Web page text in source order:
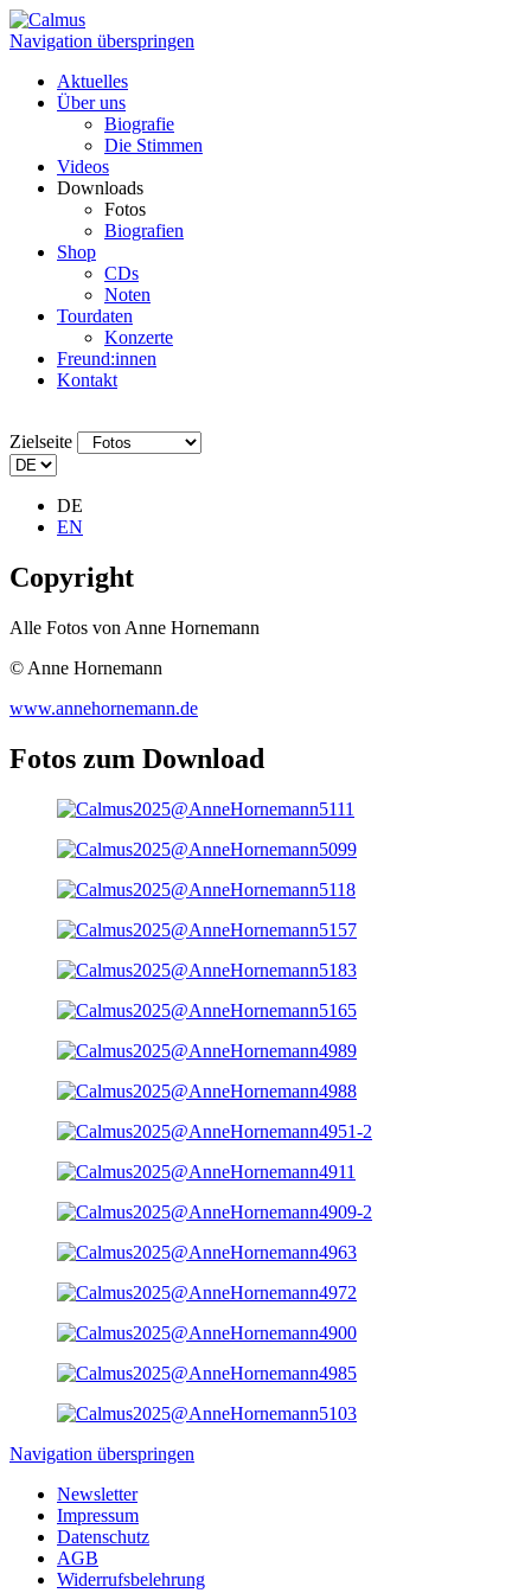
Navigation überspringen
Aktuelles
Über uns
Biografie
Die Stimmen
Videos
Downloads
Fotos
Biografien
Shop
CDs
Noten
Tourdaten
Konzerte
Freund:innen
Kontakt
Zielseite
DE
EN
Copyright
Alle Fotos von Anne Hornemann
© Anne Hornemann
www.annehornemann.de
Fotos zum Download
Navigation überspringen
Newsletter
Impressum
Datenschutz
AGB
Widerrufsbelehrung